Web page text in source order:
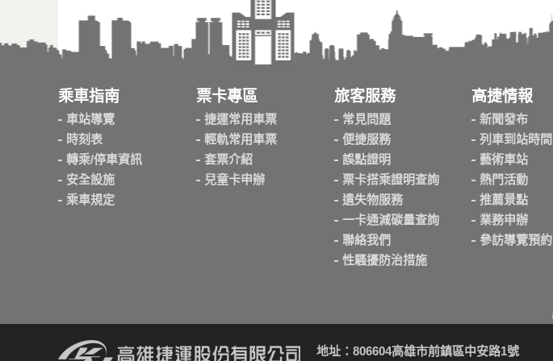
乘車指南
車站導覽
時刻表
轉乘/停車資訊
安全設施
乘車規定
票卡專區
捷運常用車票
輕軌常用車票
套票介紹
兒童卡申辦
旅客服務
常見問題
便捷服務
誤點證明
票卡搭乘證明查詢
遺失物服務
一卡通減碳量查詢
聯絡我們
性騷擾防治措施
高捷情報
新聞發布
列車到站時間
藝術車站
熱門活動
推薦景點
業務申辦
參訪導覽預約
地址：806604高雄市前鎮區中安路1號